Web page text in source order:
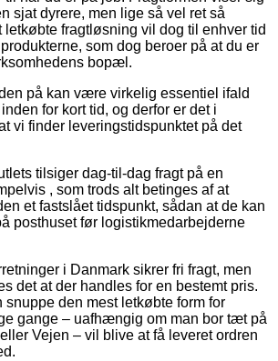
sjat dyrere, men lige så vel ret så
letkøbte fragtløsning vil dog til enhver tid
som dog beroer på at du er
bopæl.
på kan være virkelig essentiel ifald
for kort tid, og derfor er det i
vi finder leveringstidspunktet på det
tilsiger dag-til-dag fragt på en
, som trods alt betinges af at
et fastslået tidspunkt, sådan at de kan
posthuset før logistikmedarbejderne
i Danmark sikrer fri fragt, men
det at der handles for en bestemt pris.
snuppe den mest letkøbte form for
gange – uafhængig om man bor tæt på
Vejen – vil blive at få leveret ordren